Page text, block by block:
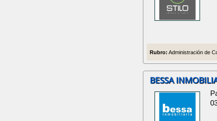
Rubro: Administración de
BESSA